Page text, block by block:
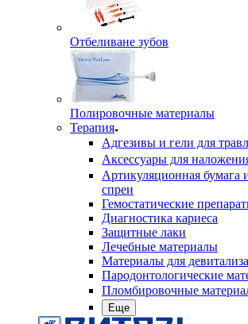
Отбеливане зубов
Полировочные материалы
Терапия
Адгезивы и гели для
Аксессуары для
Артикуляционная бумага
спреи
Гемостатические
Диагностика кариеса
Защитные лаки
Лечебные материалы
Материалы для
Пародонтологические
Пломбировочные
Еще